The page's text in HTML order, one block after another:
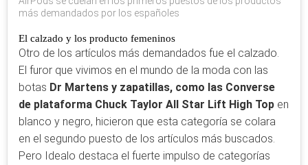
más demandados por los españoles
El calzado y los producto femeninos
Otro de los artículos más demandados fue el calzado.
El furor que vivimos en el mundo de la moda con las
botas Dr Martens y zapatillas, como las Converse
de plataforma Chuck Taylor All Star Lift High Top en
blanco y negro, hicieron que esta categoría se colara
en el segundo puesto de los artículos más buscados.
Pero Idealo destaca el fuerte impulso de categorías